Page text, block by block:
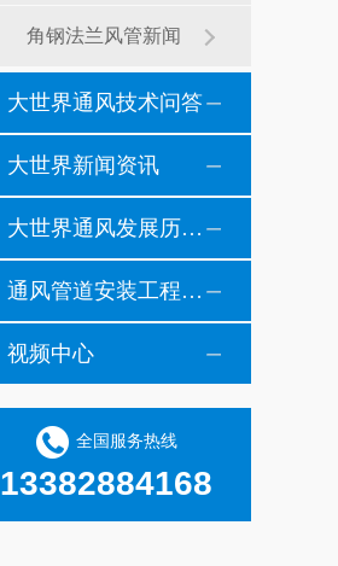
角钢法兰风管新闻
大世界通风技术问答
大世界新闻资讯
大世界通风发展历程纪事
通风管道安装工程风管安装现场施工案例
视频中心
全国服务热线
13382884168